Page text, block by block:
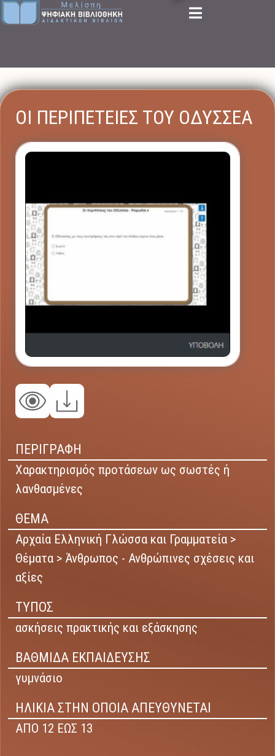
ΟΙ ΠΕΡΙΠΕΤΕΙΕΣ ΤΟΥ ΟΔΥΣΣΕΑ
ΠΕΡΙΓΡΑΦΗ
Χαρακτηρισμός προτάσεων ως σωστές ή
λανθασμένες
ΘΕΜΑ
Αρχαία Ελληνική Γλώσσα και Γραμματεία >
Θέματα > Άνθρωπος - Ανθρώπινες σχέσεις και
αξίες
ΤΥΠΟΣ
ασκήσεις πρακτικής και εξάσκησης
ΒΑΘΜΙΔΑ ΕΚΠΑΙΔΕΥΣΗΣ
γυμνάσιο
ΗΛΙΚΙΑ ΣΤΗΝ ΟΠΟΙΑ ΑΠΕΥΘΥΝΕΤΑΙ
ΑΠΟ 12 ΕΩΣ 13